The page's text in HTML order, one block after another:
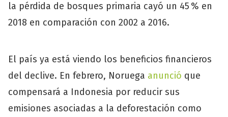
la pérdida de bosques primaria cayó un 45 % en
2018 en comparación con 2002 a 2016.
El país ya está viendo los beneficios financieros
del declive. En febrero, Noruega anunció que
compensará a Indonesia por reducir sus
emisiones asociadas a la deforestación como